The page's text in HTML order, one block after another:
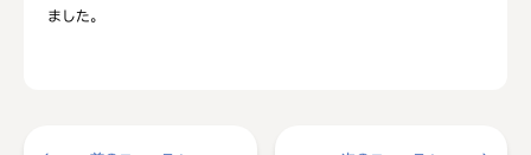
ました。